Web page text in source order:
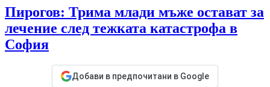
Пирогов: Трима млади мъже остават за
лечение след тежката катастрофа в
София
Добави в предпочитани в Google